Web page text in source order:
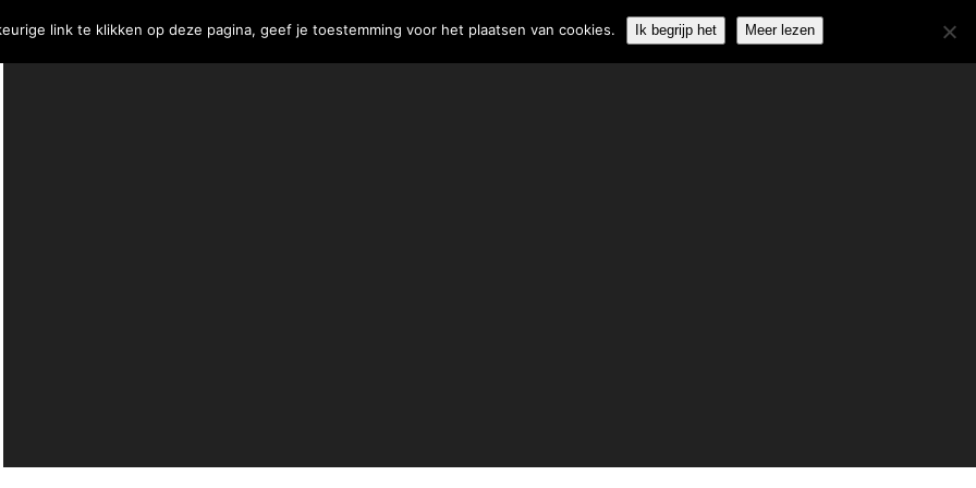
06-51850274 info@weisfelt.nl
Contact € 0,00 0 Items
link te klikken op deze pagina, geef je toestemming voor het plaatsen van cookies. Ik begrijp het Meer lezen